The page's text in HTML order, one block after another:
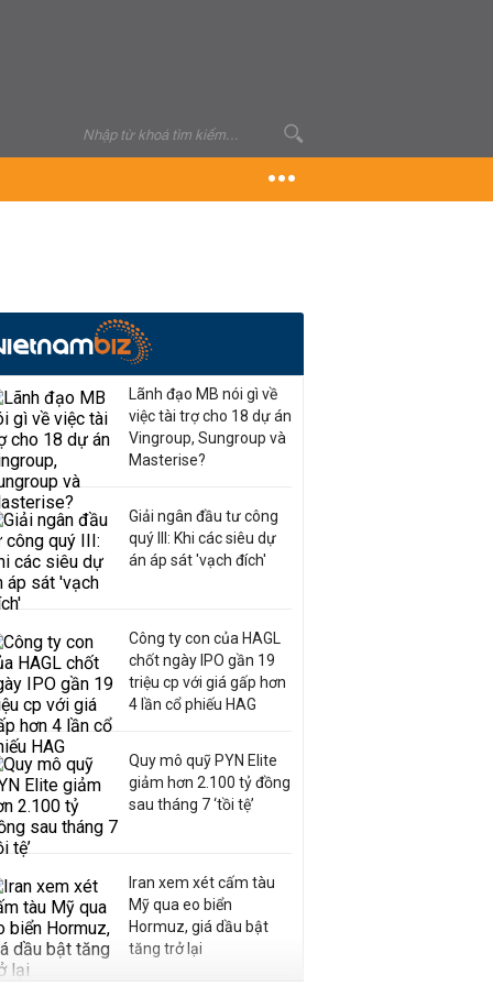
Lãnh đạo MB nói gì về
việc tài trợ cho 18 dự án
Vingroup, Sungroup và
Masterise?
Giải ngân đầu tư công
quý III: Khi các siêu dự
án áp sát 'vạch đích'
Công ty con của HAGL
chốt ngày IPO gần 19
triệu cp với giá gấp hơn
4 lần cổ phiếu HAG
Quy mô quỹ PYN Elite
giảm hơn 2.100 tỷ đồng
sau tháng 7 ‘tồi tệ’
Iran xem xét cấm tàu
Mỹ qua eo biển
Hormuz, giá dầu bật
tăng trở lại